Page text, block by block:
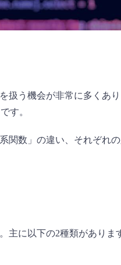
扱う機会が非常に多くあ
す。
関数」の違い、それぞれ
主に以下の2種類がありま